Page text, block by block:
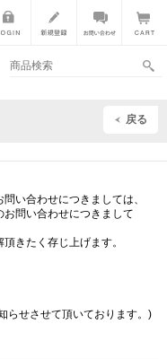
戻る
い合わせにつきましては、
問い合わせにつきまして
きたく存じ上げます。
らせさせて頂いております。)